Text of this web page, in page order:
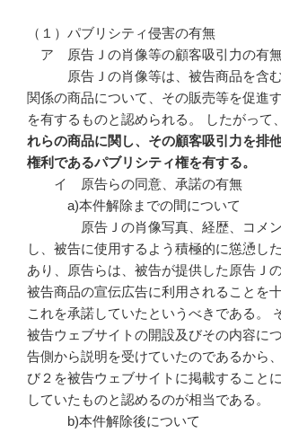
（１）パブリシティ侵害の有無
ア 原告Ｊの肖像等の顧客吸引力の有
原告Ｊの肖像等は、被告商品を含む
関係の商品について、その販売等を促進
を有するものと認められる。 したがって、
れらの商品に関し、その顧客吸引力を排
権利であるパブリシティ権を有する。
イ 原告らの同意、承諾の有無
a)本件解除までの間について
原告Ｊの肖像写真、経歴、コメン
し、被告に使用するよう積極的に慫慂し
あり、原告らは、被告が提供した原告Ｊ
被告商品の宣伝広告に利用されることを
これを承諾していたというべきである。
被告ウェブサイトの開設及びその内容に
告側から説明を受けていたのであるから
び２を被告ウェブサイトに掲載すること
していたものと認めるのが相当である。
b)本件解除後について